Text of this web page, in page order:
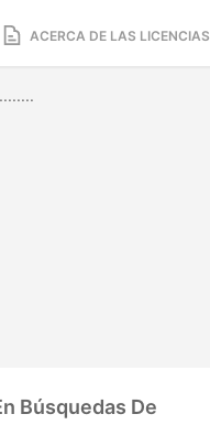
ACERCA DE LAS LICENCIAS
Búsquedas De